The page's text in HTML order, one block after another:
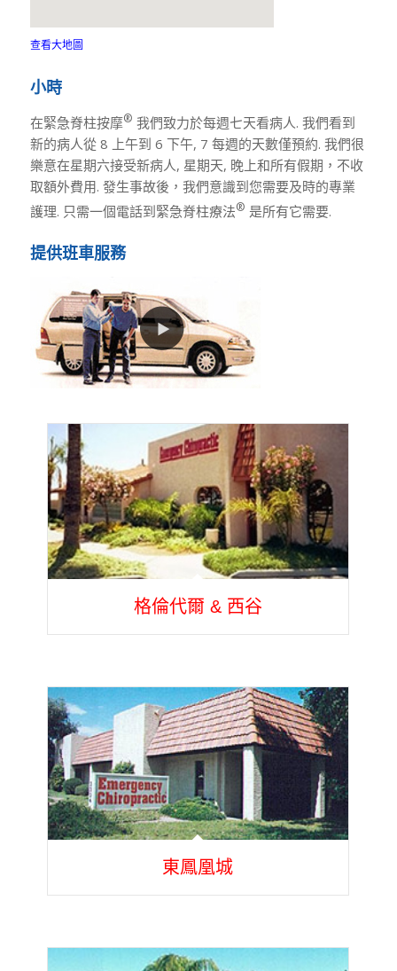
查看大地圖
小時
在緊急脊柱按摩® 我們致力於每週七天看病人. 我們看到
新的病人從 8 上午到 6 下午, 7 每週的天數僅預約. 我們很
樂意在星期六接受新病人, 星期天, 晚上和所有假期，不收
取額外費用. 發生事故後，我們意識到您需要及時的專業
護理. 只需一個電話到緊急脊柱療法® 是所有它需要.
提供班車服務
格倫代爾 & 西谷
東鳳凰城